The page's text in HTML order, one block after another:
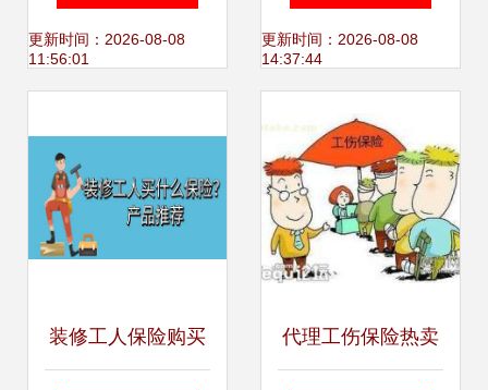
四家遭重罚，行业
更新时间：2026-08-08
11:56:01
的潜规则与风险
更新时间：2026-08-08
14:37:44
装修工人保险购买 代理工伤保险热卖